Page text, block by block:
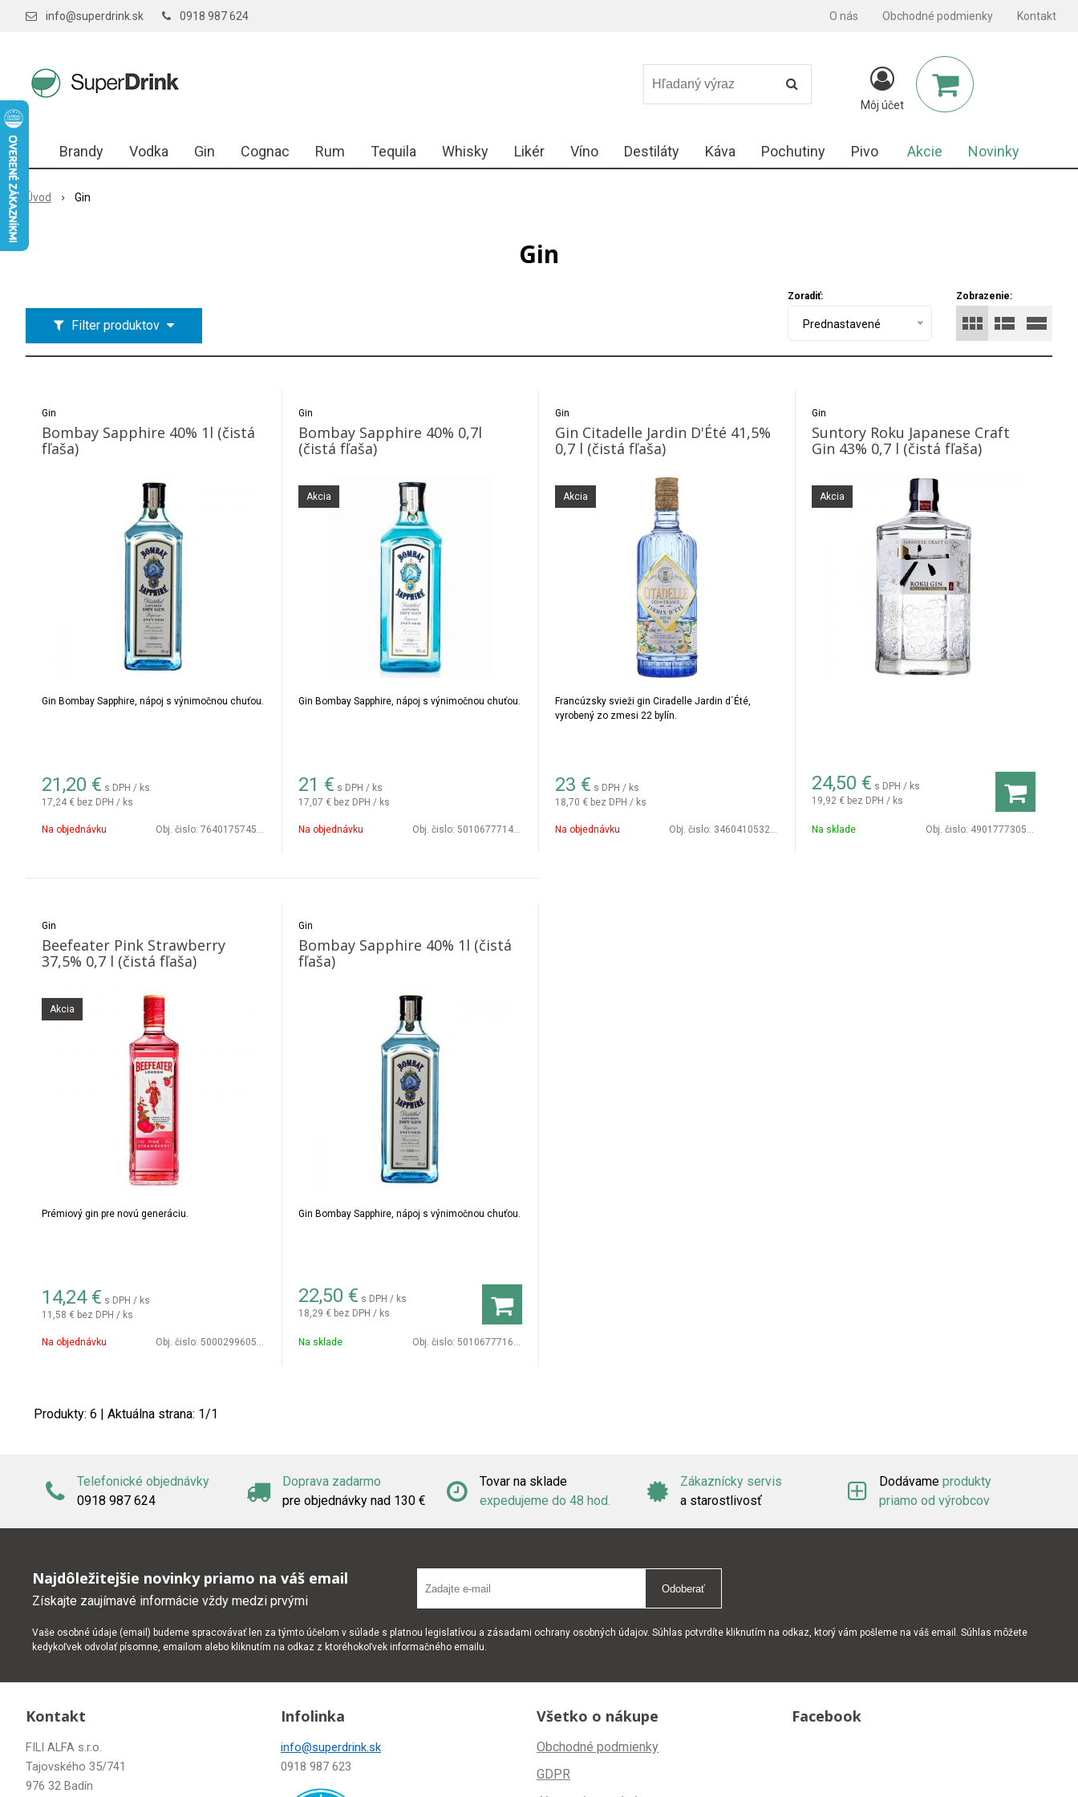
info@superdrink.sk 0918 987 624 O nás Obchodné podmienky Kontakt
Môj účet
Brandy Vodka Gin Cognac Rum Tequila Whisky Likér Víno Destiláty Káva Pochutiny Pivo Akcie Novinky
Úvod Gin
Gin
Filter produktov
Zobrazenie:
Zoradiť:
Prednastavené
Gin
Bombay Sapphire 40% 1l (čistá
fľaša)
Gin Bombay Sapphire, nápoj s výnimočnou chuťou.
21,20 € s DPH / ks
17,24 € bez DPH / ks
Na objednávku Obj. čislo:7640175745554
Gin
Bombay Sapphire 40% 0,7l
(čistá fľaša)
Akcia
Gin Bombay Sapphire, nápoj s výnimočnou chuťou.
21 € s DPH / ks
17,07 € bez DPH / ks
Na objednávku Obj. čislo:5010677714006
Gin
Gin Citadelle Jardin D'Été 41,5%
0,7 l (čistá fľaša)
Akcia
Francúzsky svieži gin Ciradelle Jardin d´Été,
vyrobený zo zmesi 22 bylín.
23 € s DPH / ks
18,70 € bez DPH / ks
Na objednávku Obj. čislo: 3460410532077
Gin
Suntory Roku Japanese Craft
Gin 43% 0,7 l (čistá fľaša)
Akcia
24,50 € s DPH / ks
19,92 € bez DPH / ks
Na sklade Obj. čislo: 4901777305359
Gin
Beefeater Pink Strawberry
37,5% 0,7 l (čistá fľaša)
Akcia
Prémiový gin pre novú generáciu.
14,24 € s DPH / ks
11,58 € bez DPH / ks
Na objednávku Obj. čislo:5000299605950
Gin
Bombay Sapphire 40% 1l (čistá
fľaša)
Gin Bombay Sapphire, nápoj s výnimočnou chuťou.
22,50 € s DPH / ks
18,29 € bez DPH / ks
Na sklade Obj. čislo:5010677716000
Produkty: 6 | Aktuálna strana: 1/1
Telefonické objednávky
0918 987 624
Doprava zadarmo
pre objednávky nad 130 €
Tovar na sklade
expedujeme do 48 hod.
Zákaznícky servis
a starostlivosť
Dodávame produkty
priamo od výrobcov
Najdôležitejšie novinky priamo na váš email
Získajte zaujímavé informácie vždy medzi prvými
Odoberať
Vaše osobné údaje (email) budeme spracovávať len za týmto účelom v súlade s platnou legislatívou a zásadami ochrany osobných údajov. Súhlas potvrdíte kliknutím na odkaz, ktorý vám pošleme na váš email. Súhlas môžete
kedykoľvek odvolať písomne, emailom alebo kliknutím na odkaz z ktoréhokoľvek informačného emailu.
Kontakt
FILI ALFA s.r.o.
Tajovského 35/741
976 32 Badín
Infolinka
info@superdrink.sk
0918 987 623
Všetko o nákupe
Obchodné podmienky
GDPR
Facebook